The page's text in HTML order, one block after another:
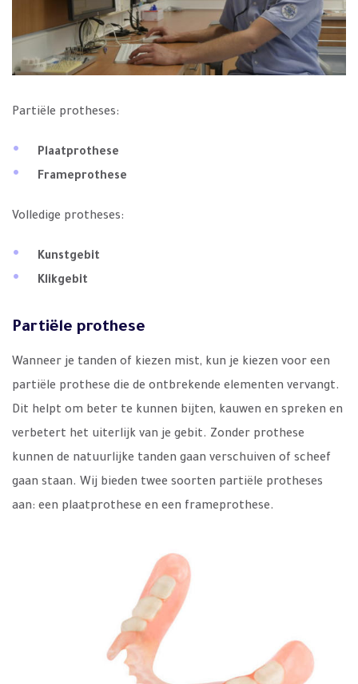
Partiële protheses:
Plaatprothese
Frameprothese
Volledige protheses:
Kunstgebit
Klikgebit
Partiële prothese
Wanneer je tanden of kiezen mist, kun je kiezen voor een
partiële prothese die de ontbrekende elementen vervangt.
Dit helpt om beter te kunnen bijten, kauwen en spreken en
verbetert het uiterlijk van je gebit. Zonder prothese
kunnen de natuurlijke tanden gaan verschuiven of scheef
gaan staan. Wij bieden twee soorten partiële protheses
aan: een plaatprothese en een frameprothese.